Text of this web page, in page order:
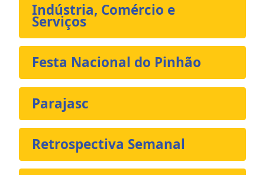
Indústria, Comércio e
Serviços
Festa Nacional do Pinhão
Parajasc
Retrospectiva Semanal